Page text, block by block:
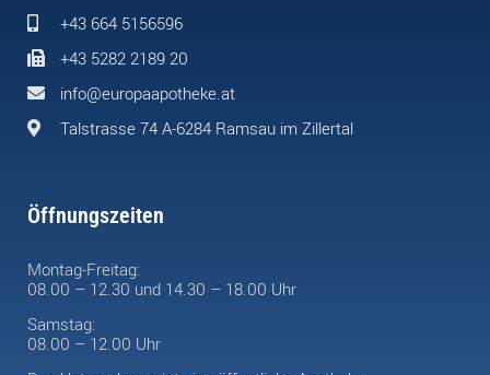
+43 664 5156596
+43 5282 2189 20
info@europaapotheke.at
Talstrasse 74 A-6284 Ramsau im Zillertal
Öffnungszeiten
Montag-Freitag:
08.00 – 12.30 und 14.30 – 18.00 Uhr
Samstag:
08.00 – 12.00 Uhr